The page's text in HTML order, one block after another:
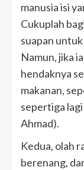
manusia isi
Cukuplah
suapan
Namun, jika
hendaknya
makanan,
sepertiga
Ahmad).
Kedua, olah
berenang,